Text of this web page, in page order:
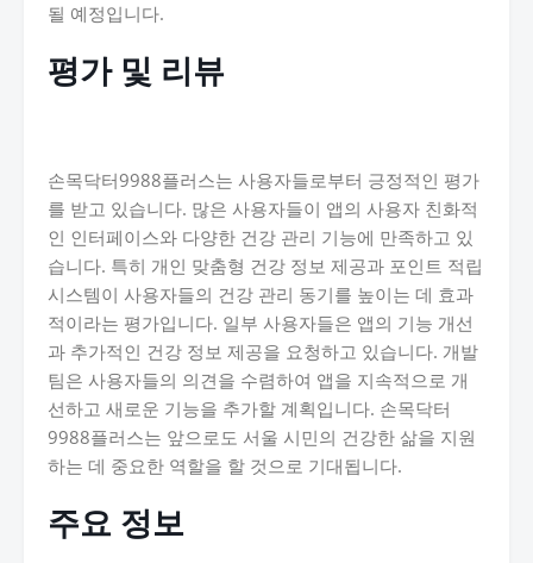
될 예정입니다.
평가 및 리뷰
손목닥터9988플러스는 사용자들로부터 긍정적인 평가
를 받고 있습니다. 많은 사용자들이 앱의 사용자 친화적
인 인터페이스와 다양한 건강 관리 기능에 만족하고 있
습니다. 특히 개인 맞춤형 건강 정보 제공과 포인트 적립
시스템이 사용자들의 건강 관리 동기를 높이는 데 효과
적이라는 평가입니다. 일부 사용자들은 앱의 기능 개선
과 추가적인 건강 정보 제공을 요청하고 있습니다. 개발
팀은 사용자들의 의견을 수렴하여 앱을 지속적으로 개
선하고 새로운 기능을 추가할 계획입니다. 손목닥터
9988플러스는 앞으로도 서울 시민의 건강한 삶을 지원
하는 데 중요한 역할을 할 것으로 기대됩니다.
주요 정보